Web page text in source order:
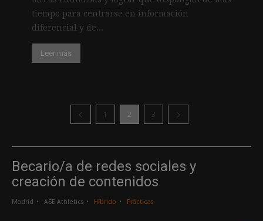
tiempo para centrarse en información
diferencial y de...
Leer más
1 2 3
Becario/a de redes sociales y
creación de contenidos
Madrid ASE Athletics Híbrido Prácticas